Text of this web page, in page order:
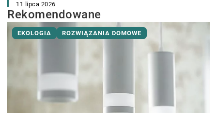
11 lipca 2026
Rekomendowane
EKOLOGIA ROZWIĄZANIA DOMOWE